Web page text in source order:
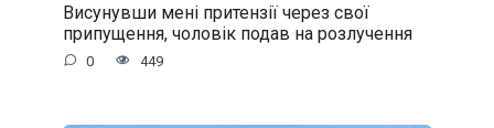
Висунувши мені притензії через свої
припущення, чоловік подав на розлучення
0 449